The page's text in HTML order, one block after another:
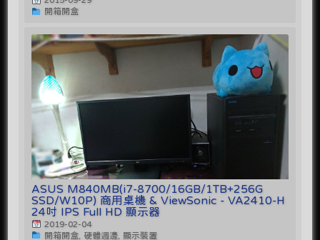
開箱開盒
ASUS M840MB(i7-8700/16GB/1TB+256G
SSD/W10P) 商用桌機 & ViewSonic - VA2410-H
24吋 IPS Full HD 顯示器
2019-02-04
開箱開盒, 硬體週邊, 顯示裝置